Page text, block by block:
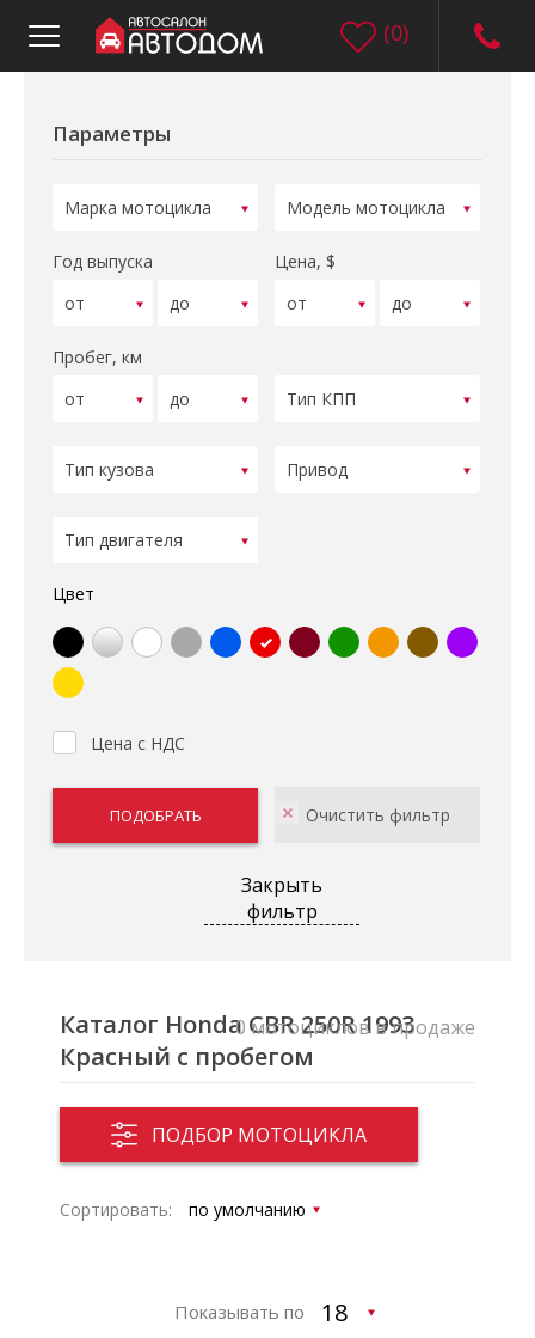
(0)
Параметры
Год выпуска Цена, $
Пробег, км
Цвет
Цена с НДС
Закрыть
фильтр
Каталог Honda CBR 250R 1993
Красный с пробегом
ПОДБОР МОТОЦИКЛА
0 мотоциклов в продаже
Сортировать:
Показывать по